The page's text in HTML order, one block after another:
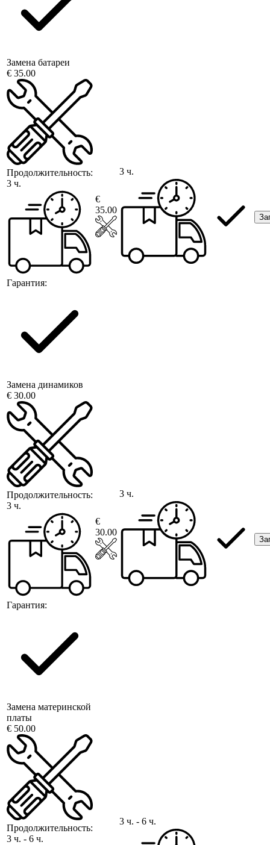
Замена батареи
€ 35.00
Продолжительность:
3 ч.
Гарантия:
€
35.00
3 ч.
Замена динамиков
€ 30.00
Продолжительность:
3 ч.
Гарантия:
€
30.00
3 ч.
Замена материнской
платы
€ 50.00
Продолжительность:
3 ч. - 6 ч.
3 ч. - 6 ч.